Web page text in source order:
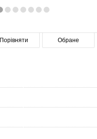
Порівняти Обране